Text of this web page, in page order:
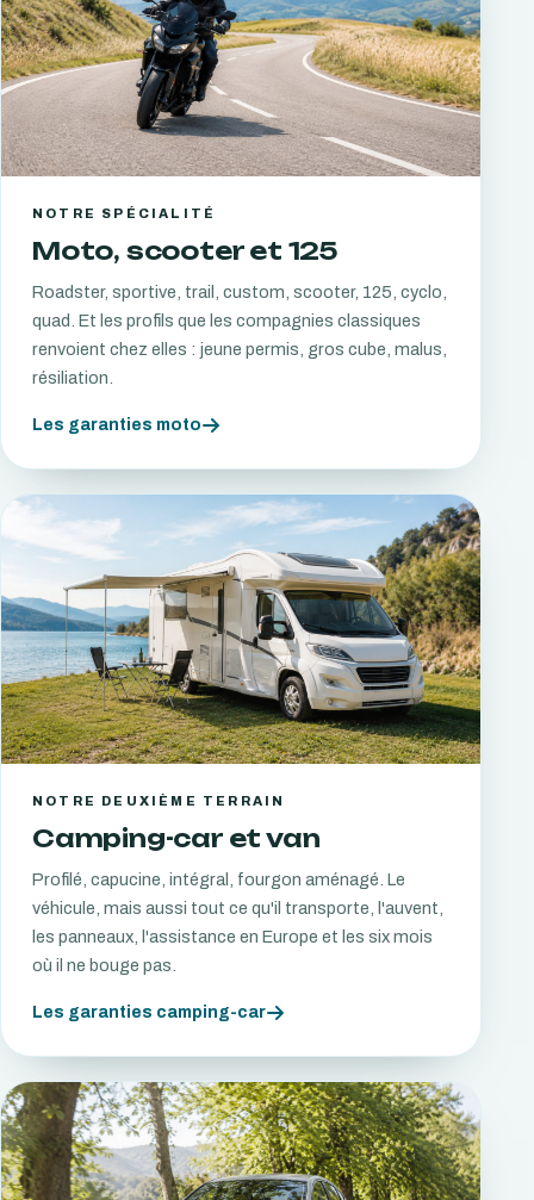
NOTRE SPÉCIALITÉ
Moto, scooter et 125
Roadster, sportive, trail, custom, scooter, 125, cyclo,
quad. Et les profils que les compagnies classiques
renvoient chez elles : jeune permis, gros cube, malus,
résiliation.
Les garanties moto
NOTRE DEUXIÈME TERRAIN
Camping-car et van
Profilé, capucine, intégral, fourgon aménagé. Le
véhicule, mais aussi tout ce qu'il transporte, l'auvent,
les panneaux, l'assistance en Europe et les six mois
où il ne bouge pas.
Les garanties camping-car